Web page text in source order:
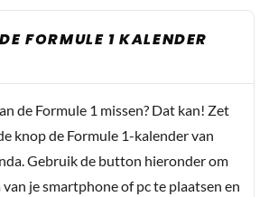
FORMULE 1 KALENDER
de Formule 1 missen? Dat kan! Zet
knop de Formule 1-kalender van
Gebruik de button hieronder om
van je smartphone of pc te plaatsen en